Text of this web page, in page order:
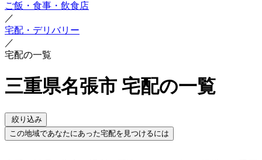
ご飯・食事・飲食店
／
宅配・デリバリー
／
宅配の一覧
三重県名張市 宅配の一覧
絞り込み
この地域であなたにあった宅配を見つけるには